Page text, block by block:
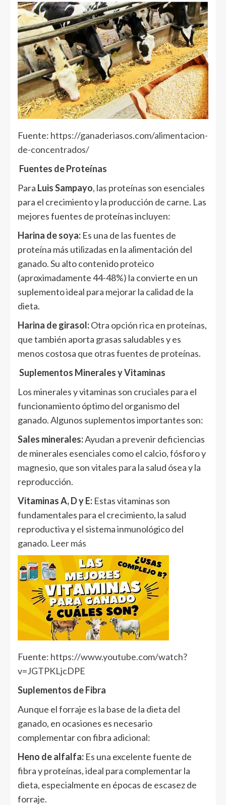
Fuente: https://ganaderiasos.com/alimentacion-
de-concentrados/
Fuentes de Proteínas
Para Luis Sampayo, las proteínas son esenciales
para el crecimiento y la producción de carne. Las
mejores fuentes de proteínas incluyen:
Harina de soya: Es una de las fuentes de
proteína más utilizadas en la alimentación del
ganado. Su alto contenido proteico
(aproximadamente 44-48%) la convierte en un
suplemento ideal para mejorar la calidad de la
dieta.
Harina de girasol:Otra opción rica en proteínas,
que también aporta grasas saludables y es
menos costosa que otras fuentes de proteínas.
Suplementos Minerales y Vitaminas
Los minerales y vitaminas son cruciales para el
funcionamiento óptimo del organismo del
ganado. Algunos suplementos importantes son:
Sales minerales:Ayudan a prevenir deficiencias
de minerales esenciales como el calcio, fósforo y
magnesio, que son vitales para la salud ósea y la
reproducción.
Vitaminas A, D y E: Estas vitaminas son
fundamentales para el crecimiento, la salud
reproductiva y el sistema inmunológico del
ganado. Leer más
Fuente: https://www.youtube.com/watch?
v=JGTPKLjcDPE
Suplementos de Fibra
Aunque el forraje es la base de la dieta del
ganado, en ocasiones es necesario
complementar con fibra adicional:
Heno de alfalfa: Es una excelente fuente de
fibra y proteínas, ideal para complementar la
dieta, especialmente en épocas de escasez de
forraje.